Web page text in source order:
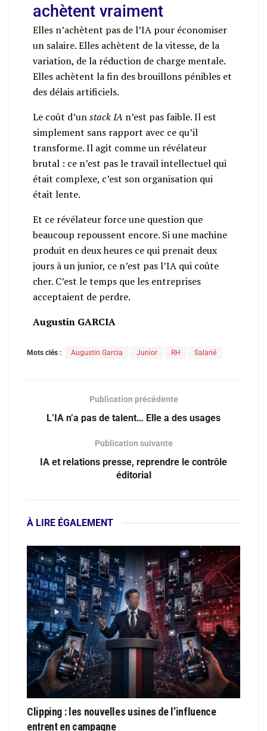
achètent vraiment
Elles n’achètent pas de l’IA pour économiser
un salaire. Elles achètent de la vitesse, de la
variation, de la réduction de charge mentale.
Elles achètent la fin des brouillons pénibles et
des délais artificiels.
Le coût d’unstack IA n’est pas faible. Il est
simplement sans rapport avec ce qu’il
transforme. Il agit comme un révélateur
brutal : ce n’est pas le travail intellectuel qui
était complexe, c’est son organisation qui
était lente.
Et ce révélateur force une question que
beaucoup repoussent encore. Si une machine
produit en deux heures ce qui prenait deux
jours à un junior, ce n’est pas l’IA qui coûte
cher. C’est le temps que les entreprises
acceptaient de perdre.
Augustin GARCIA
Mots clés : Augustin Garcia Junior RH Salarié
Publication précédente
L’IA n’a pas de talent… Elle a des usages
Publication suivante
IA et relations presse, reprendre le contrôle
éditorial
À LIRE ÉGALEMENT
Clipping : les nouvelles usines de l’influence
entrent en campagne